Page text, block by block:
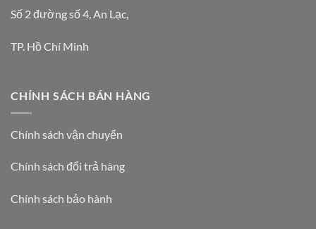
Số 2 đường số 4, An Lạc,
TP. Hồ Chí Minh
CHÍNH SÁCH BÁN HÀNG
Chính sách vận chuyển
Chính sách đổi trả hàng
Chính sách bảo hành